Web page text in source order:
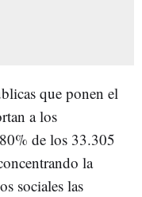
que ponen el
a los
de los 33.305
la
sociales las